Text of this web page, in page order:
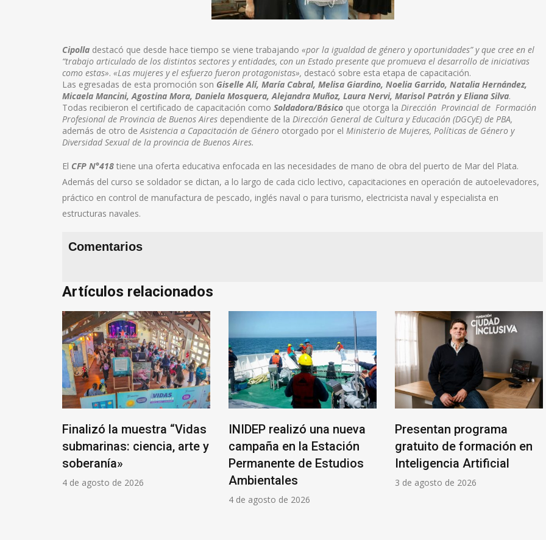
Cipolla destacó que desde hace tiempo se viene trabajando «por la igualdad de género y oportunidades” y que cree en el
“trabajo articulado de los distintos sectores y entidades, con un Estado presente que promueva el desarrollo de iniciativas
como estas». «Las mujeres y el esfuerzo fueron protagonistas», destacó sobre esta etapa de capacitación.
Las egresadas de esta promoción son Giselle Alí, María Cabral, Melisa Giardino, Noelia Garrido, Natalia Hernández,
Micaela Mancini, Agostina Mora, Daniela Mosquera, Alejandra Muñoz, Laura Nervi, Marisol Patrón y Eliana Silva.
Todas recibieron el certificado de capacitación como Soldadora/Básico que otorga la Dirección Provincial de Formación
Profesional de Provincia de Buenos Aires dependiente de la Dirección General de Cultura y Educación (DGCyE) de PBA,
además de otro de Asistencia a Capacitación de Género otorgado por el Ministerio de Mujeres, Políticas de Género y
Diversidad Sexual de la provincia de Buenos Aires.
El CFP N°418 tiene una oferta educativa enfocada en las necesidades de mano de obra del puerto de Mar del Plata.
Además del curso se soldador se dictan, a lo largo de cada ciclo lectivo, capacitaciones en operación de autoelevadores,
práctico en control de manufactura de pescado, inglés naval o para turismo, electricista naval y especialista en
estructuras navales.
Comentarios
Artículos relacionados
INIDEP realizó una nueva
campaña en la Estación
Permanente de Estudios
Ambientales
Presentan programa
gratuito de formación en
Inteligencia Artificial
3 de agosto de 2026
Vacaciones de invierno:
las ventas cayeron 4,9%
en Mar del Plata
3 de agosto de 2026